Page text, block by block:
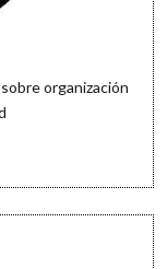
organización